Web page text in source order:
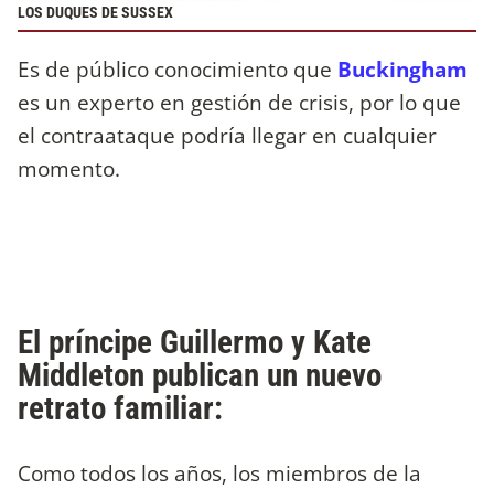
LOS DUQUES DE SUSSEX
Es de público conocimiento que Buckingham
es un experto en gestión de crisis, por lo que
el contraataque podría llegar en cualquier
momento.
El príncipe Guillermo y Kate
Middleton publican un nuevo
retrato familiar:
Como todos los años, los miembros de la